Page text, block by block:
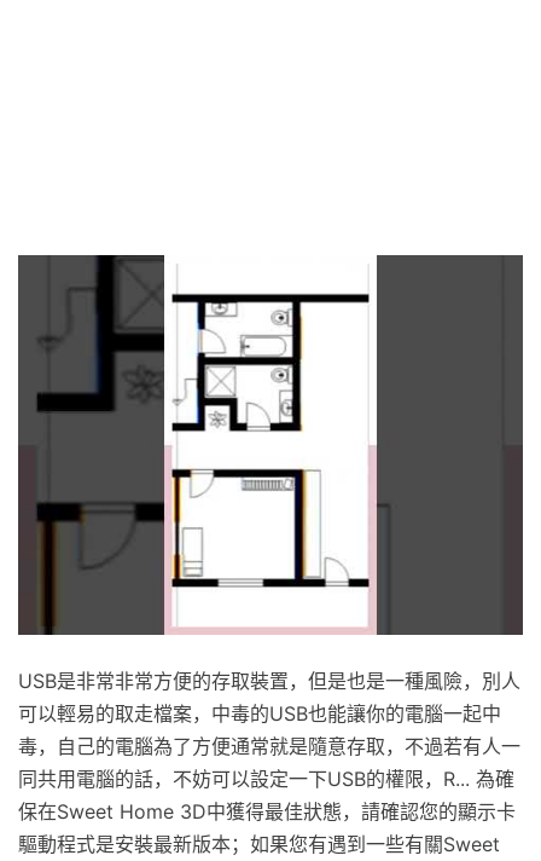
USB是非常非常方便的存取裝置，但是也是一種風險，別人
可以輕易的取走檔案，中毒的USB也能讓你的電腦一起中
毒，自己的電腦為了方便通常就是隨意存取，不過若有人一
同共用電腦的話，不妨可以設定一下USB的權限，R... 為確
保在Sweet Home 3D中獲得最佳狀態，請確認您的顯示卡
驅動程式是安裝最新版本；如果您有遇到一些有關Sweet